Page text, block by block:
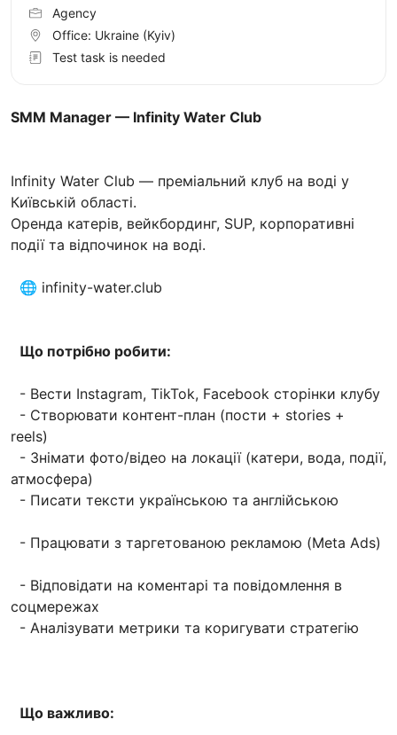
SMM Manager — Infinity Water Club
Infinity Water Club — преміальний клуб на воді у
Київській області.
Оренда катерів, вейкбординг, SUP, корпоративні
події та відпочинок на воді.
🌐 infinity-water.club
Що потрібно робити:
- Вести Instagram, TikTok, Facebook сторінки клубу
- Створювати контент-план (пости + stories +
reels)
- Знімати фото/відео на локації (катери, вода, події,
атмосфера)
- Писати тексти українською та англійською
- Працювати з таргетованою рекламою (Meta Ads)
- Відповідати на коментарі та повідомлення в
соцмережах
- Аналізувати метрики та коригувати стратегію
Що важливо:
Agency
Office: Ukraine (Kyiv)
Test task is needed